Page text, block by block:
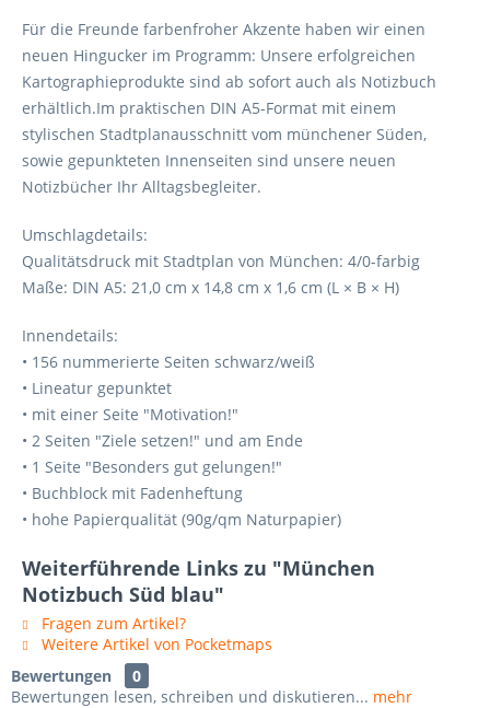
Für die Freunde farbenfroher Akzente haben wir einen
neuen Hingucker im Programm: Unsere erfolgreichen
Kartographieprodukte sind ab sofort auch als Notizbuch
erhältlich.Im praktischen DIN A5-Format mit einem
stylischen Stadtplanausschnitt vom münchener Süden,
sowie gepunkteten Innenseiten sind unsere neuen
Notizbücher Ihr Alltagsbegleiter.
Umschlagdetails:
Qualitätsdruck mit Stadtplan von München: 4/0-farbig
Maße: DIN A5: 21,0 cm x 14,8 cm x 1,6 cm (L × B × H)
Innendetails:
• 156 nummerierte Seiten schwarz/weiß
• Lineatur gepunktet
• mit einer Seite "Motivation!"
• 2 Seiten "Ziele setzen!" und am Ende
• 1 Seite "Besonders gut gelungen!"
• Buchblock mit Fadenheftung
• hohe Papierqualität (90g/qm Naturpapier)
Weiterführende Links zu "München
Notizbuch Süd blau"
Fragen zum Artikel?
Weitere Artikel von Pocketmaps
Bewertungen
0
Bewertungen lesen, schreiben und diskutieren... mehr